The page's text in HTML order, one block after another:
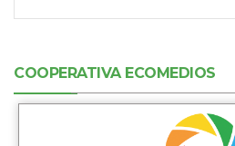
COOPERATIVA ECOMEDIOS